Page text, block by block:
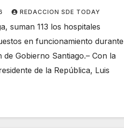
Dr. Antonio
REDACCION SDE TODAY
suman 113 los hospitales
en funcionamiento durante
de Gobierno Santiago.– Con la
de la República, Luis